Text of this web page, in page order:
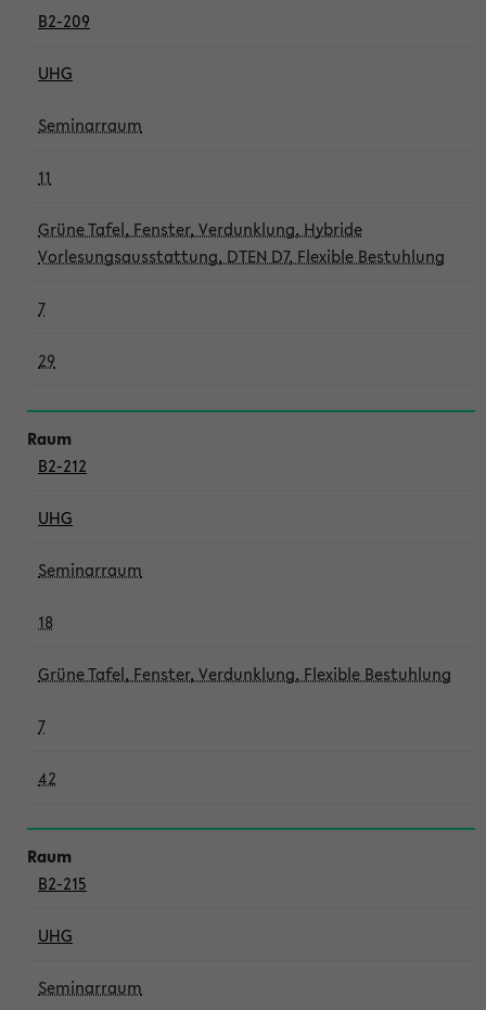
B2-209
UHG
Seminarraum
11
Grüne Tafel, Fenster, Verdunklung, Hybride
Vorlesungsausstattung, DTEN D7, Flexible Bestuhlung
7
29
B2-212
UHG
Seminarraum
18
Grüne Tafel, Fenster, Verdunklung, Flexible Bestuhlung
7
42
B2-215
UHG
Seminarraum